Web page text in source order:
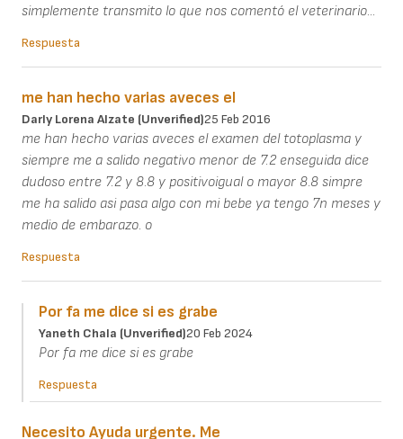
simplemente transmito lo que nos comentó el veterinario...
Respuesta
me han hecho varias aveces el
Darly Lorena Alzate (unverified)25 Feb 2016
me han hecho varias aveces el examen del totoplasma y
siempre me a salido negativo menor de 7.2 enseguida dice
dudoso entre 7.2 y 8.8 y positivoigual o mayor 8.8 simpre
me ha salido asi pasa algo con mi bebe ya tengo 7n meses y
medio de embarazo. o
Respuesta
Por fa me dice si es grabe
Yaneth Chala (unverified)20 Feb 2024
Por fa me dice si es grabe
Respuesta
Necesito Ayuda urgente. Me